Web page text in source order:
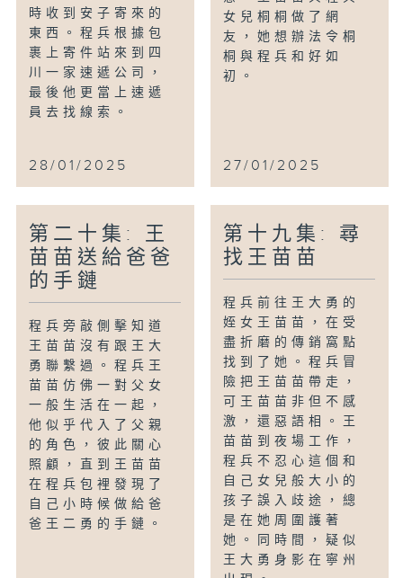
時收到安子寄來的
東西。程兵根據包
裹上寄件站來到四
川一家速遞公司，
最後他更當上速遞
員去找線索。
28/01/2025
女兒桐桐做了網
友，她想辦法令桐
桐與程兵和好如
初。
27/01/2025
第二十集: 王
苗苗送給爸爸
的手鏈
程兵旁敲側擊知道
王苗苗沒有跟王大
勇聯繫過。程兵王
苗苗仿佛一對父女
一般生活在一起，
他似乎代入了父親
的角色，彼此關心
照顧，直到王苗苗
在程兵包裡發現了
自己小時候做給爸
爸王二勇的手鏈。
第十九集: 尋
找王苗苗
程兵前往王大勇的
姪女王苗苗，在受
盡折磨的傳銷窩點
找到了她。程兵冒
險把王苗苗帶走，
可王苗苗非但不感
激，還惡語相。王
苗苗到夜場工作，
程兵不忍心這個和
自己女兒般大小的
孩子誤入歧途，總
是在她周圍護著
她。同時間，疑似
王大勇身影在寧州